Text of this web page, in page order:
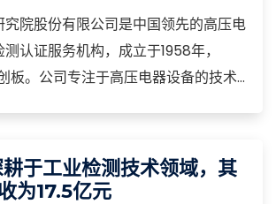
究院股份有限公司是中国领先的高压电
认证服务机构，成立于1958年，
板。公司专注于高压电器设备的技术
智能电网、新能源并网等关键领域。
于工业检测技术领域，其
为17.5亿元